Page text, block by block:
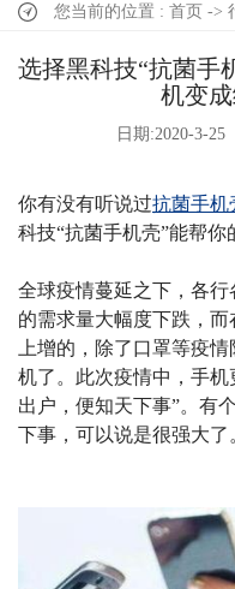
您当前的位置 : 首页 ->
选择黑科技“抗菌手
机变成
日期:2020-3-25
你有没有听说过抗菌手机
科技“抗菌手机壳”能帮你
全球疫情蔓延之下，各
的需求量大幅度下跌，
上增的，除了口罩等疫
机了。此次疫情中，手
出户，便知天下事”。有
下事，可以说是很强大了